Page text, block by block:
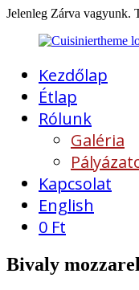
Jelenleg Zárva vagyunk.
Kezdőlap
Étlap
Rólunk
Galéria
Kapcsolat
English
0 Ft
Bivaly